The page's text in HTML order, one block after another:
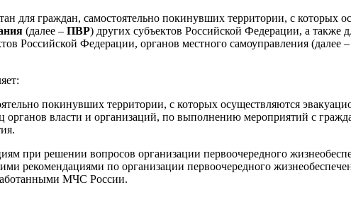
для граждан, самостоятельно покинувших территории, с
(далее – ПВР) других субъектов Российской Федерации, а также
Российской Федерации, органов местного самоуправления
покинувших территории, с которых осуществляются
органов власти и организаций, по выполнению мероприятий с
при решении вопросов организации первоочередного
рекомендациями по организации первоочередного
МЧС России.